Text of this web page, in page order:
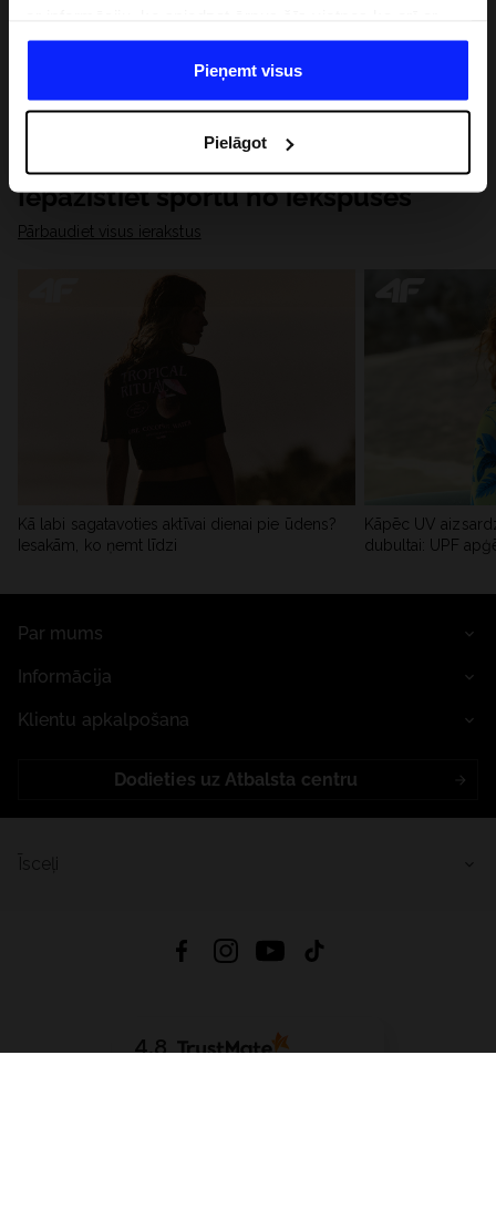
datiem, ko viņi iegūst, izmantojot viņu pakalpojumus. Ar
Jūsu atļauju, mēs varam pārsūtīt Jūsu personas datus
saviem partneriem, lai uzlabotu veidu, kadā tiek rādīta
saturu un uzlabotu mūsu partneru piedāvātos risinajumus
( piem. socialos tīklus). Detalizētu informāciju var atrast
mūsu Privātuma politikā un sadaļā "Detaļas".
Pieņemt visus
Pielāgot
Iepazīstiet sportu no iekšpuses
Pārbaudiet visus ierakstus
Kā labi sagatavoties aktīvai dienai pie ūdens?
Iesakām, ko ņemt līdzi
Kāpēc UV
dubultai: UPF
Par mums
Informācija
Klientu apkalpošana
Dodieties uz Atbalsta centru
4.8